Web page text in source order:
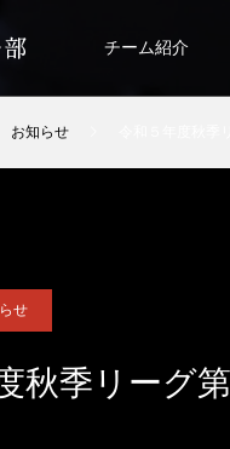
チーム紹介
お知らせ
せ
秋季リーグ